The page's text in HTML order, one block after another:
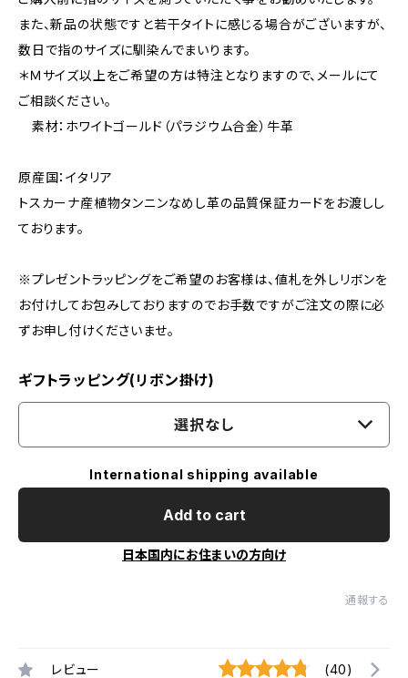
また、新品の状態ですと若干タイトに感じる場合がございますが、
数日で指のサイズに馴染んでまいります。
＊Ｍサイズ以上をご希望の方は特注となりますので、メールにて
ご相談ください。
素材：ホワイトゴールド（パラジウム合金）牛革
原産国：イタリア
トスカーナ産植物タンニンなめし革の品質保証カードをお渡しし
ております。
※プレゼントラッピングをご希望のお客様は、値札を外しリボンを
お付けしてお包みしておりますのでお手数ですがご注文の際に必
ずお申し付けくださいませ。
ギフトラッピング(リボン掛け)
選択なし
International shipping available
Add to cart
日本国内にお住まいの方向け
通報する
レビュー (40)